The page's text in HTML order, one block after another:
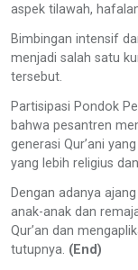
aspek tilawah,
Bimbingan intensif
menjadi salah satu
tersebut.
Partisipasi Pondok
bahwa pesantren
generasi Qur’ani
yang lebih religius
Dengan adanya
anak-anak dan
Qur’an dan
tutupnya. (End)